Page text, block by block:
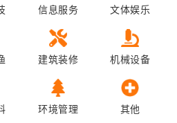
信息服务 文体娱乐
建筑装修 机械设备
环境管理 其他